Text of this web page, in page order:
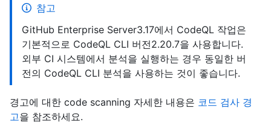
참고
GitHub Enterprise Server3.17에서 CodeQL 작업은
기본적으로 CodeQL CLI 버전2.20.7을 사용합니다.
외부 CI 시스템에서 분석을 실행하는 경우 동일한 버
전의 CodeQL CLI 분석을 사용하는 것이 좋습니다.
경고에 대한 code scanning 자세한 내용은 코드 검사 경
고을 참조하세요.